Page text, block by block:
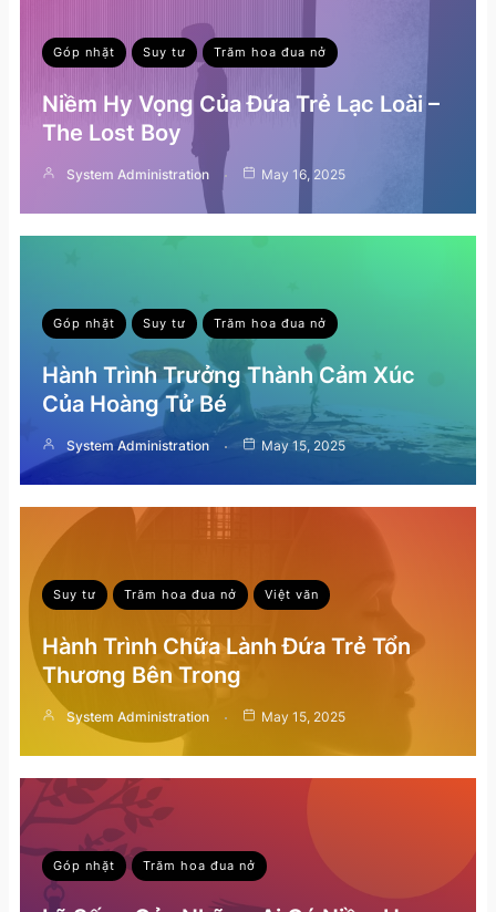
Góp nhặt Suy tư Trăm hoa đua nở
Niềm Hy Vọng Của Đứa Trẻ Lạc Loài –
The Lost Boy
System Administration May 16, 2025
Góp nhặt Suy tư Trăm hoa đua nở
Hành Trình Trưởng Thành Cảm Xúc
Của Hoàng Tử Bé
System Administration May 15, 2025
Suy tư Trăm hoa đua nở Việt văn
Hành Trình Chữa Lành Đứa Trẻ Tổn
Thương Bên Trong
System Administration May 15, 2025
Góp nhặt Trăm hoa đua nở